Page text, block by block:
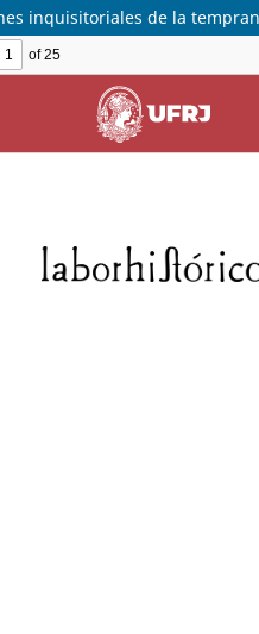
inquisitoriales de la